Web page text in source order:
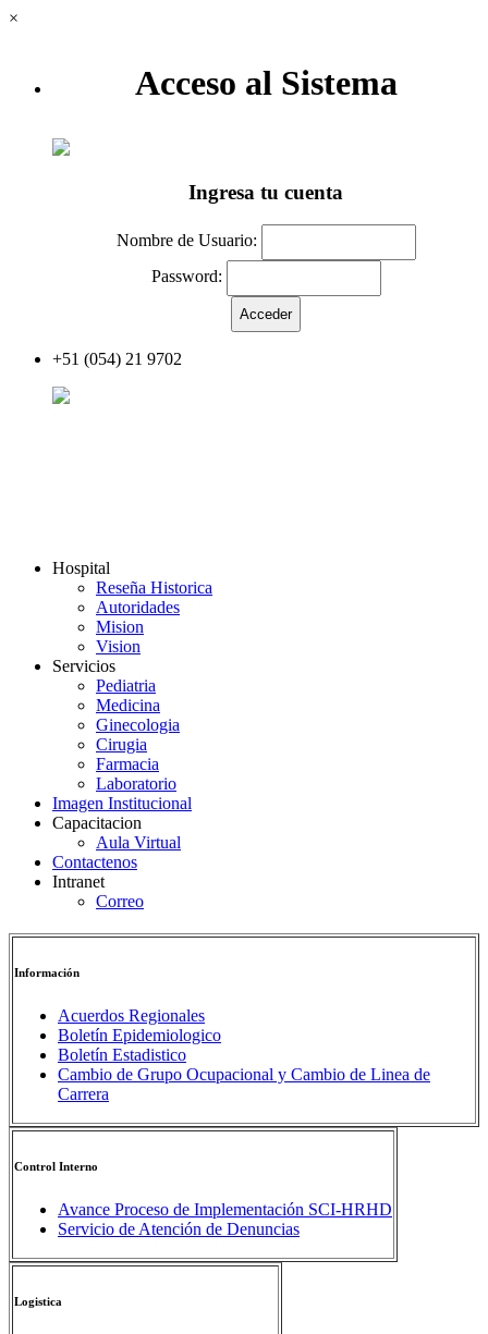
×
Acceso al Sistema
Ingresa tu cuenta
Nombre de Usuario:
Password:
+51 (054) 21 9702
Hospital
Reseña Historica
Autoridades
Mision
Vision
Servicios
Pediatria
Medicina
Ginecologia
Cirugia
Farmacia
Laboratorio
Imagen Institucional
Capacitacion
Aula Virtual
Contactenos
Intranet
Correo
Información
Acuerdos Regionales
Boletín Epidemiologico
Boletín Estadistico
Cambio de Grupo Ocupacional y Cambio de Linea de
Carrera
Control Interno
Avance Proceso de Implementación SCI-HRHD
Servicio de Atención de Denuncias
Logistica